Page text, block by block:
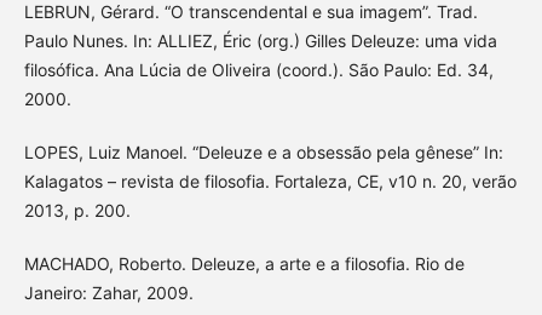
LEBRUN, Gérard. “O transcendental e sua imagem”. Trad.
Paulo Nunes. In: ALLIEZ, Éric (org.) Gilles Deleuze: uma vida
filosófica. Ana Lúcia de Oliveira (coord.). São Paulo: Ed. 34,
2000.
LOPES, Luiz Manoel. “Deleuze e a obsessão pela gênese” In:
Kalagatos – revista de filosofia. Fortaleza, CE, v10 n. 20, verão
2013, p. 200.
MACHADO, Roberto. Deleuze, a arte e a filosofia. Rio de
Janeiro: Zahar, 2009.